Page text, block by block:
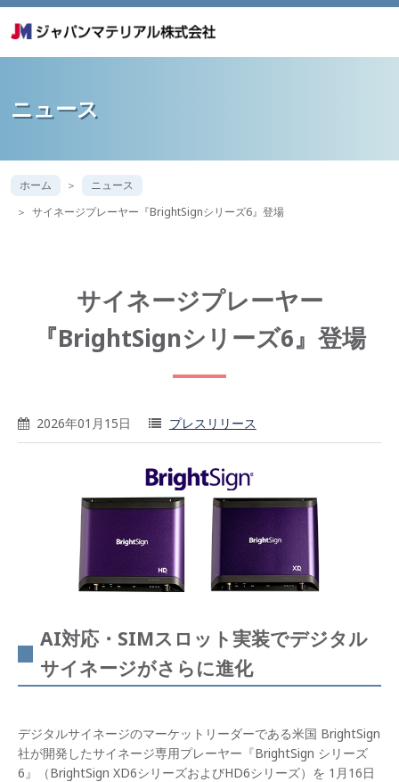
ニュース
ホーム
ニュース
サイネージプレーヤー『BrightSignシリーズ6』登場
サイネージプレーヤー
『BrightSignシリーズ6』登場
2026年01月15日 プレスリリース
AI対応・SIMスロット実装でデジタル
サイネージがさらに進化
デジタルサイネージのマーケットリーダーである米国 BrightSign
社が開発したサイネージ専用プレーヤー『BrightSign シリーズ
6』（BrightSign XD6シリーズおよびHD6シリーズ）を 1月16日